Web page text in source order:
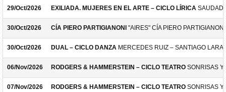
29/Oct/2026 EXILIADA. MUJERES EN EL ARTE – CICLO LÍRICA
30/Oct/2026 CÍA PIERO PARTIGIANONI "AIRES" CÍA PIERO PARTIGIANONI
30/Oct/2026 DUAL – CICLO DANZA MERCEDES RUIZ – SANTIAGO LARA
06/Nov/2026 RODGERS & HAMMERSTEIN – CICLO TEATRO SONRISAS Y
07/Nov/2026 RODGERS & HAMMERSTEIN – CICLO TEATRO SONRISAS Y